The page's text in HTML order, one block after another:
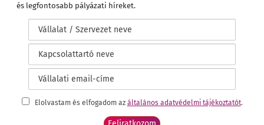
és legfontosabb pályázati híreket.
Elolvastam és elfogadom az általános adatvédelmi tájékoztatót.